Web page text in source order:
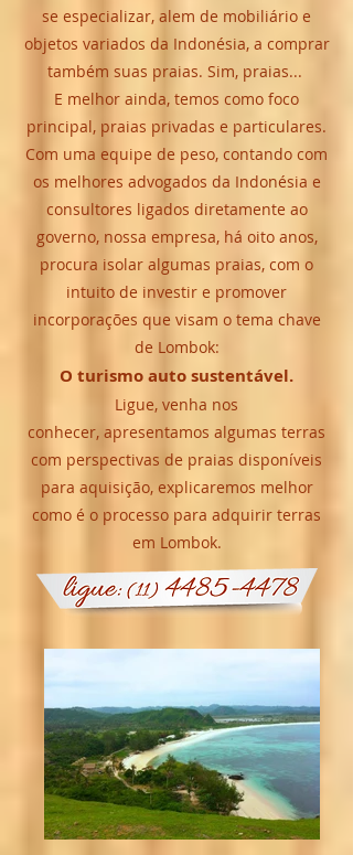
se especializar, alem de mobiliário e
objetos variados da Indonésia, a comprar
também suas praias. Sim, praias...
E melhor ainda, temos como foco
principal, praias privadas e particulares.
Com uma equipe de peso, contando com
os melhores advogados da Indonésia e
consultores ligados diretamente ao
governo, nossa empresa, há oito anos,
procura isolar algumas praias, com o
intuito de investir e promover
incorporações que visam o tema chave
de Lombok:
O turismo auto sustentável.
Ligue, venha nos
conhecer, apresentamos algumas terras
com perspectivas de praias disponíveis
para aquisição, explicaremos melhor
como é o processo para adquirir terras
em Lombok.